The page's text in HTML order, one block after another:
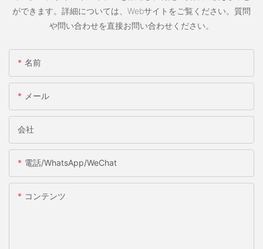
ができます。詳細については、Webサイトをご覧ください。質問
や問い合わせを直接お問い合わせください。
名前
メール
会社
電話/WhatsApp/WeChat
コンテンツ